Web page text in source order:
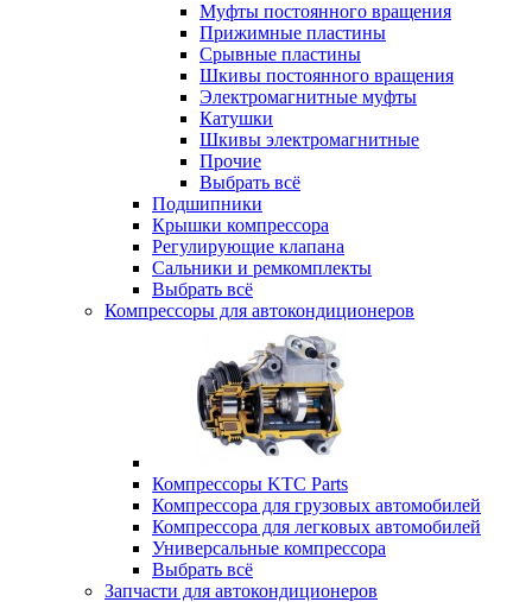
Муфты постоянного вращения
Прижимные пластины
Срывные пластины
Шкивы постоянного вращения
Электромагнитные муфты
Катушки
Шкивы электромагнитные
Прочие
Выбрать всё
Подшипники
Крышки компрессора
Регулирующие клапана
Сальники и ремкомплекты
Выбрать всё
Компрессоры для автокондиционеров
Компрессоры KTC Parts
Компрессора для грузовых автомобилей
Компрессора для легковых автомобилей
Универсальные компрессора
Выбрать всё
Запчасти для автокондиционеров